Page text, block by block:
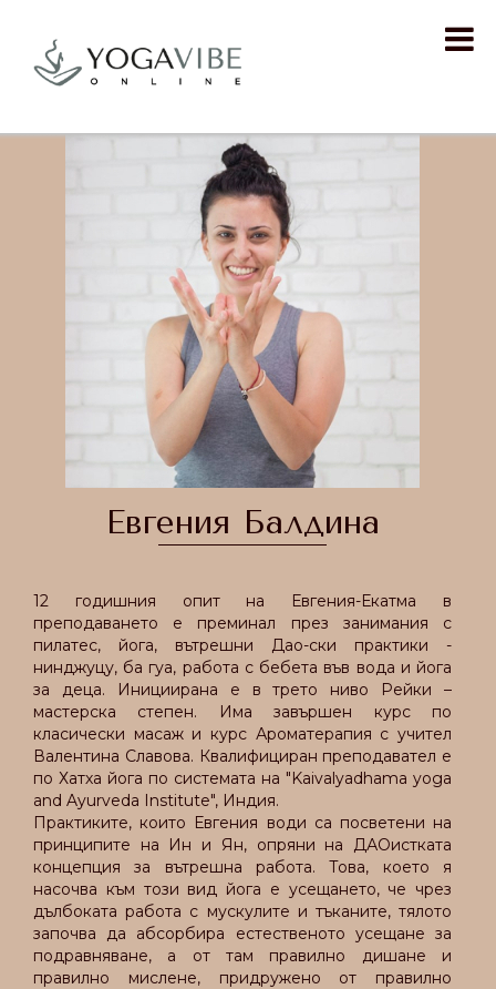
Евгения Балдина
12 годишния опит на Евгения-Екатма в
преподаването е преминал през занимания с
пилатес, йога, вътрешни Дао-ски практики -
нинджуцу, ба гуа, работа с бебета във вода и йога
за деца. Инициирана е в трето ниво Рейки –
мастерска степен. Има завършен курс по
класически масаж и курс Ароматерапия с учител
Валентина Славова. Квалифициран преподавател е
по Хатха йога по системата на "Kaivalyadhama yoga
and Ayurveda Institute", Индия.
Практиките, които Евгения води са посветени на
принципите на Ин и Ян, опряни на ДАОистката
концепция за вътрешна работа. Това, което я
насочва към този вид йога е усещането, че чрез
дълбоката работа с мускулите и тъканите, тялото
започва да абсорбира естественото усещане за
подравняване, а от там правилно дишане и
правилно мислене, придружено от правилно